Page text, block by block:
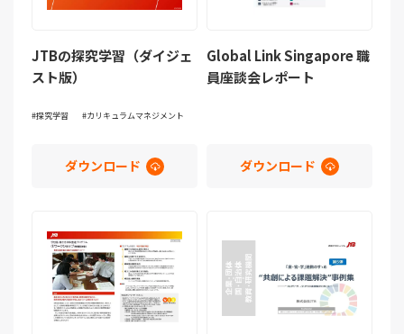
JTBの探究学習（ダイジェ
スト版）
探究学習 カリキュラムマネジメント
ダウンロード
Global Link Singapore 職
員座談会レポート
ダウンロード